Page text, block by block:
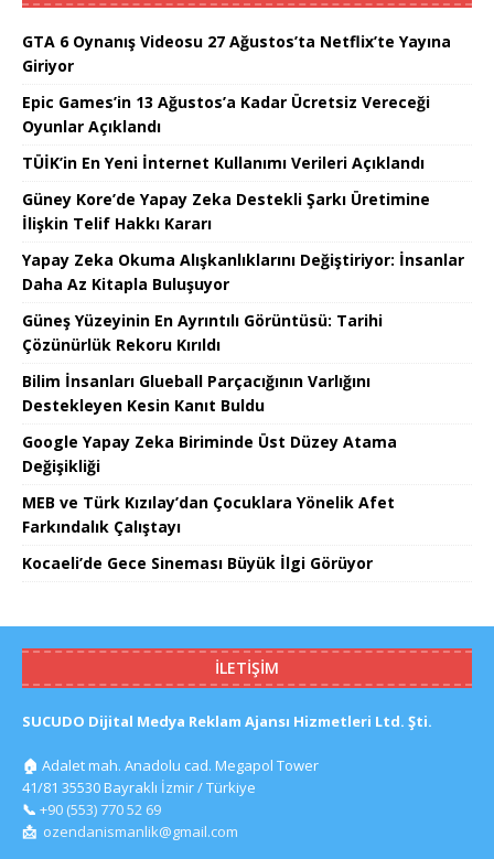
GTA 6 Oynanış Videosu 27 Ağustos’ta Netflix’te Yayına
Giriyor
Epic Games’in 13 Ağustos’a Kadar Ücretsiz Vereceği
Oyunlar Açıklandı
TÜİK’in En Yeni İnternet Kullanımı Verileri Açıklandı
Güney Kore’de Yapay Zeka Destekli Şarkı Üretimine
İlişkin Telif Hakkı Kararı
Yapay Zeka Okuma Alışkanlıklarını Değiştiriyor: İnsanlar
Daha Az Kitapla Buluşuyor
Güneş Yüzeyinin En Ayrıntılı Görüntüsü: Tarihi
Çözünürlük Rekoru Kırıldı
Bilim İnsanları Glueball Parçacığının Varlığını
Destekleyen Kesin Kanıt Buldu
Google Yapay Zeka Biriminde Üst Düzey Atama
Değişikliği
MEB ve Türk Kızılay’dan Çocuklara Yönelik Afet
Farkındalık Çalıştayı
Kocaeli’de Gece Sineması Büyük İlgi Görüyor
İLETIŞIM
SUCUDO Dijital Medya Reklam Ajansı Hizmetleri Ltd. Şti.
🏠 Adalet mah. Anadolu cad. Megapol Tower
41/81 35530 Bayraklı İzmir / Türkiye
📞 +90 (553) 770 52 69
📩 ozendanismanlik@gmail.com